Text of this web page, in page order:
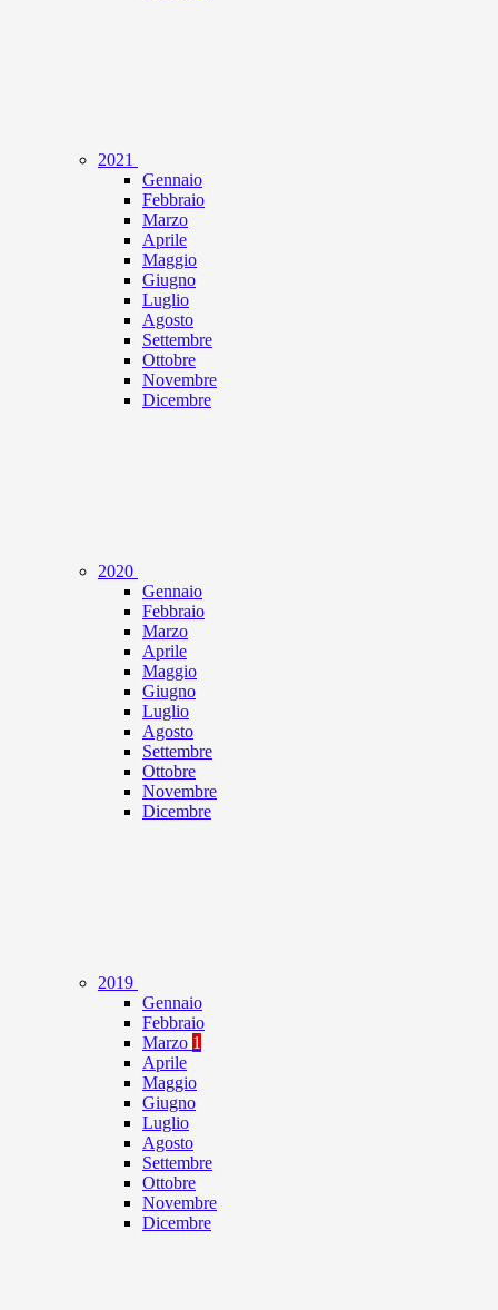
2021
Gennaio
Febbraio
Marzo
Aprile
Maggio
Giugno
Luglio
Agosto
Settembre
Ottobre
Novembre
Dicembre
2020
Gennaio
Febbraio
Marzo
Aprile
Maggio
Giugno
Luglio
Agosto
Settembre
Ottobre
Novembre
Dicembre
2019
Gennaio
Febbraio
Marzo 1
Aprile
Maggio
Giugno
Luglio
Agosto
Settembre
Ottobre
Novembre
Dicembre